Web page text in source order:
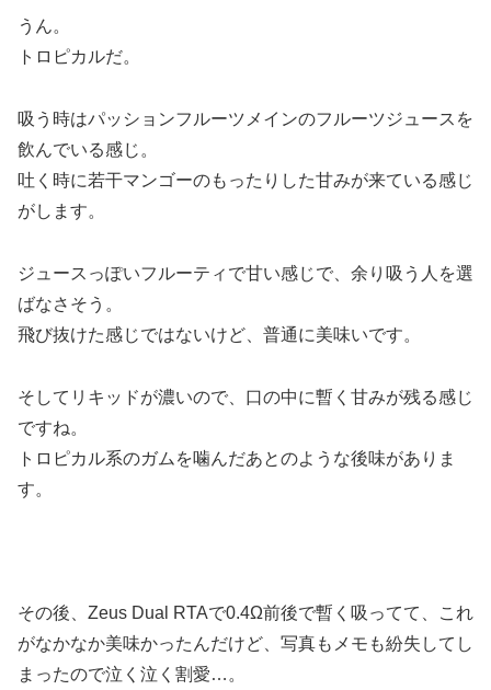
うん。
トロピカルだ。
吸う時はパッションフルーツメインのフルーツジュースを
飲んでいる感じ。
吐く時に若干マンゴーのもったりした甘みが来ている感じ
がします。
ジュースっぽいフルーティで甘い感じで、余り吸う人を選
ばなさそう。
飛び抜けた感じではないけど、普通に美味いです。
そしてリキッドが濃いので、口の中に暫く甘みが残る感じ
ですね。
トロピカル系のガムを噛んだあとのような後味がありま
す。
その後、Zeus Dual RTAで0.4Ω前後で暫く吸ってて、これ
がなかなか美味かったんだけど、写真もメモも紛失してし
まったので泣く泣く割愛…。